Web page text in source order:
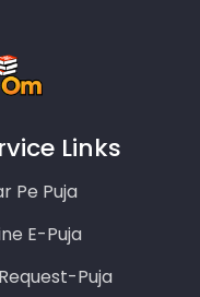
Links
Pe Puja
E-Puja
Puja